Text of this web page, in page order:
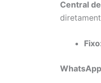
Central